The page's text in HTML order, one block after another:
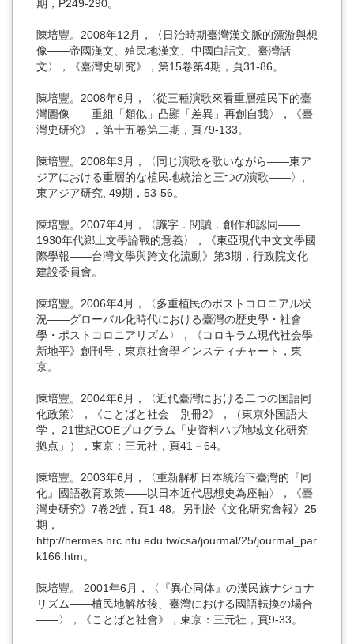
期，P249-290。
陳培豐。2008年12月，〈日治時期臺灣漢文脈的漂游與想
像――帝國漢文、殖民地漢文、中國白話文、臺灣話
文〉，《臺灣史研究》，第15卷第4期，頁31-86。
陳培豐。2008年6月，〈從三種演歌來看重層殖民下的臺
灣圖像——重組「類似」凸顯「差異」再創自我〉，《臺
灣史研究》，第十五卷第二期，頁79-133。
陳培豐。2008年3月，〈同じ演歌を歌いながら——東ア
ジアにおける重層的な植民地統治と三つの演歌——〉,
東アジア研究, 49期，53-56。
陳培豐。2007年4月，〈識字．閱讀．創作和認同——
1930年代鄉土文學論戰的意義〉，《東亞現代中文文學國
際學報——台灣文學與跨文化流動》第3期，行政院文化
建設委員會。
陳培豐。2006年4月，〈多重植民のポストコロニアル状
況――グローバル化時代における臺灣の歴史學・社會
學・ポストコロニアリズム〉，《コロキラム現代社会學
新地平》創刊号，東京社會學インスティチャート，東
京。
陳培豐。2004年6月，〈近代臺灣における二つの国語同
化政策〉，《ことばと社会 別冊2》，（東京外国語大
学， 21世紀COEプログラム「史資料ハブ地域文化研究
拠点」），東京：三元社，頁41－64。
陳培豐。2003年6月，〈重新解析日本統治下臺灣的『同
化』國語教育政策――以日本近代思想史為座軸〉，《臺
灣史研究》7卷2號，頁1-48。另刊於《文化研究會報》25
期，
http://hermes.hrc.ntu.edu.tw/csa/jourmal/25/jourmal_par
k166.htm。
陳培豐。 2001年6月，〈『異心同体』の漢民族ナショナ
リズム――植民地解放後、臺灣における國語転換の場合
――〉，《ことばと社會》，東京：三元社，頁9-33。